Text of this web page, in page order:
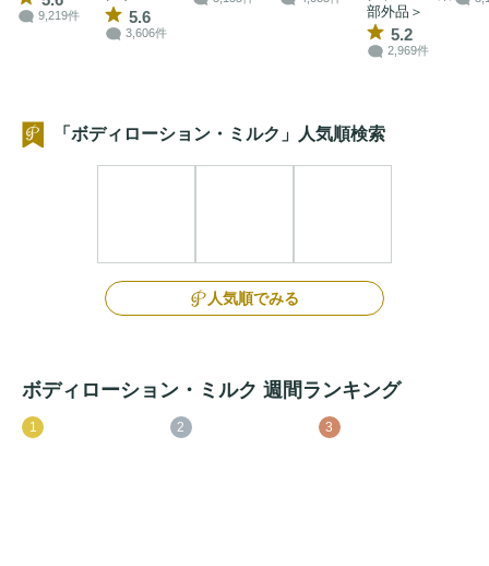
9,219件 5.6
3,606件
部外品＞
5.2
2,969件
「ボディローション・ミルク」人気順検索
人気順でみる
ボディローション・ミルク 週間ランキング
1 2 3